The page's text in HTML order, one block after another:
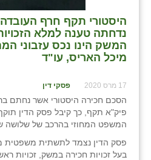
היסטורי תקף חרף
נדחתה טענה למלא
המשק הינו נכס עזבוני
מיכל האריס, עו"ד
17 מרס 2020 פסקי דין
פיק"א תקף, כך קיבל פסק הדין
המשפט המחוזי בהרכב של שלושה
פסק הדין נצמד לתשתית משפטית
בעל זכויות חכירה במשק, זכויות